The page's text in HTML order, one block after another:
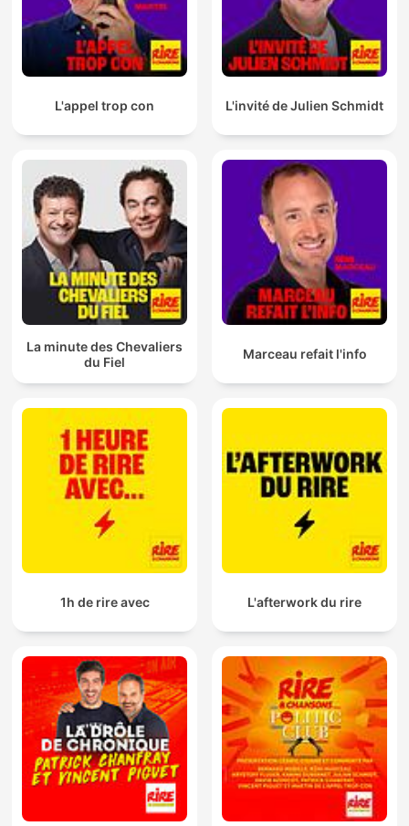
L'appel trop con L'invité de Julien Schmidt
La minute des Chevaliers
du Fiel
Marceau refait l'info
1h de rire avec L'afterwork du rire